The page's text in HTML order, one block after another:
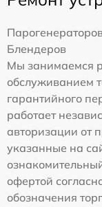
Блендеров
Мы занимаемся
обслуживанием
гарантийного
работает
авторизации от
указанные на
офертой
обозначения